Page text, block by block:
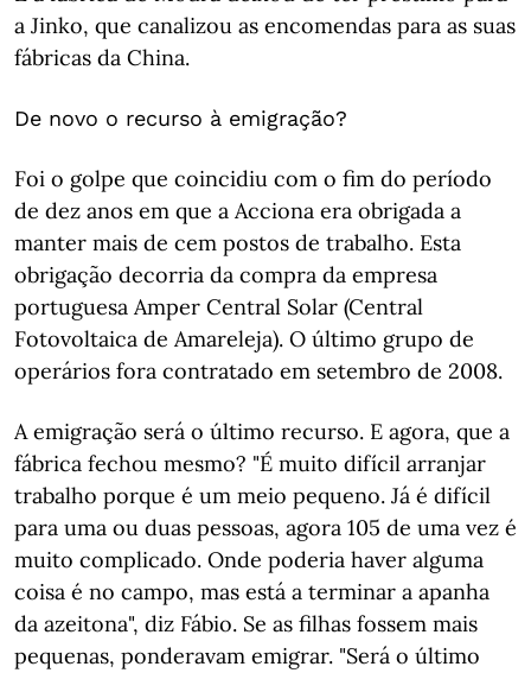
a Jinko, que canalizou as encomendas para as suas
fábricas da China.
De novo o recurso à emigração?
Foi o golpe que coincidiu com o fim do período
de dez anos em que a Acciona era obrigada a
manter mais de cem postos de trabalho. Esta
obrigação decorria da compra da empresa
portuguesa Amper Central Solar (Central
Fotovoltaica de Amareleja). O último grupo de
operários fora contratado em setembro de 2008.
A emigração será o último recurso. E agora, que a
fábrica fechou mesmo? "É muito difícil arranjar
trabalho porque é um meio pequeno. Já é difícil
para uma ou duas pessoas, agora 105 de uma vez é
muito complicado. Onde poderia haver alguma
coisa é no campo, mas está a terminar a apanha
da azeitona", diz Fábio. Se as filhas fossem mais
pequenas, ponderavam emigrar. "Será o último